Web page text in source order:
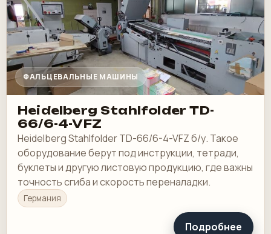
ФАЛЬЦЕВАЛЬНЫЕ МАШИНЫ
Heidelberg Stahlfolder TD-
66/6-4-VFZ
Heidelberg Stahlfolder TD-66/6-4-VFZ б/у. Такое
оборудование берут под инструкции, тетради,
буклеты и другую листовую продукцию, где важны
точность сгиба и скорость переналадки.
Германия
Подробнее